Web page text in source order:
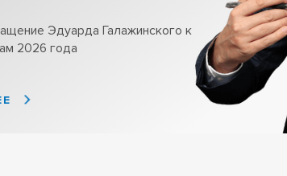
Эдуарда Галажинского к
2026 года